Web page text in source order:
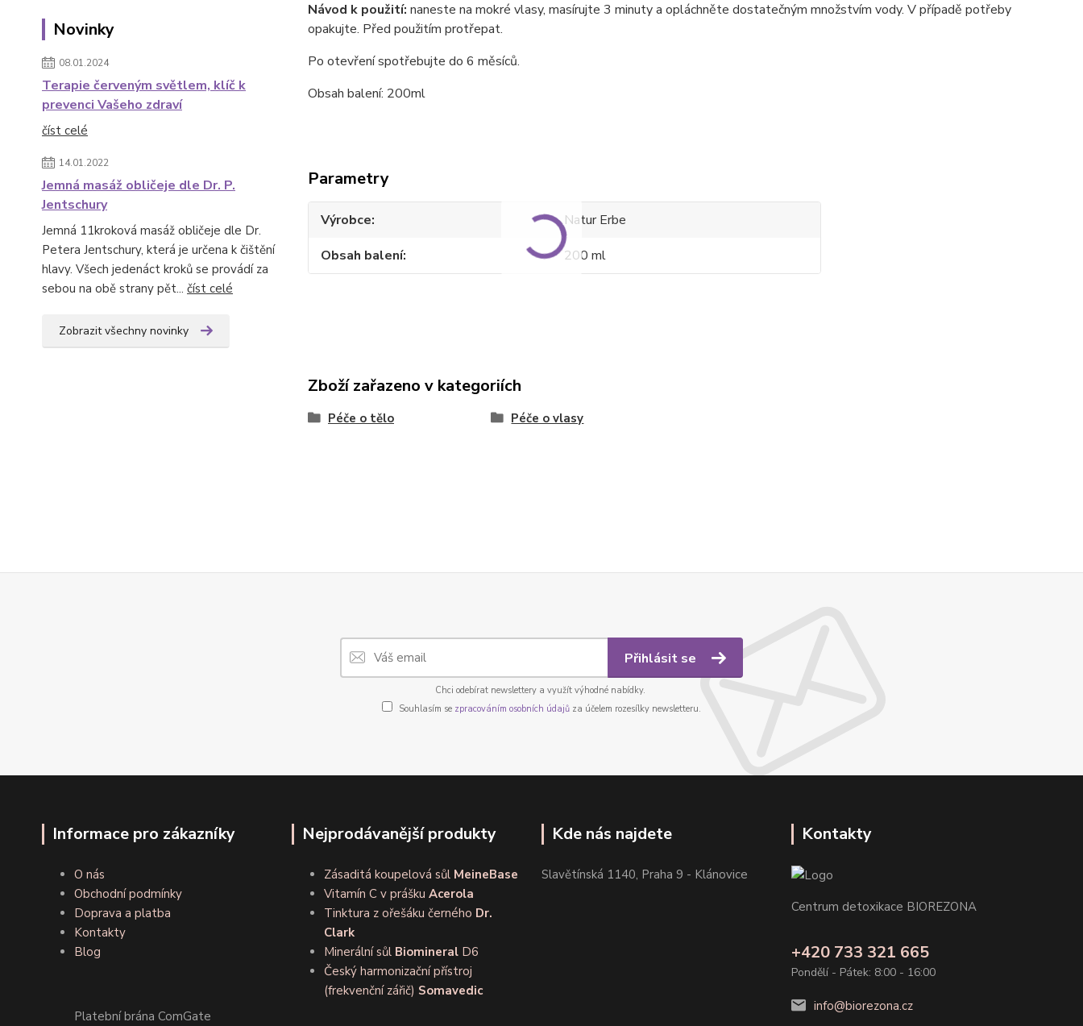
Novinky
08.01.2024
Terapie červeným světlem, klíč k
prevenci Vašeho zdraví
číst celé
14.01.2022
Jemná masáž obličeje dle Dr. P.
Jentschury
Jemná 11kroková masáž obličeje dle Dr.
Petera Jentschury, která je určena k čištění
hlavy. Všech jedenáct kroků se provádí za
sebou na obě strany pět... číst celé
Zobrazit všechny novinky
Návod k použití: naneste na mokré vlasy, masírujte 3 minuty a opláchněte dostatečným množstvím vody. V případě potřeby
opakujte. Před použitím protřepat.
Po otevření spotřebujte do 6 měsíců.
Obsah balení: 200ml
Parametry
Výrobce
Natur Erbe
Obsah balení
200 ml
Zboží zařazeno v kategoriích
Péče o tělo Péče o vlasy
Přihlásit se
Chci odebírat newslettery a využít výhodné nabídky.
Souhlasím se zpracováním osobních údajů za účelem rozesílky newsletteru.
Informace pro zákazníky
O nás
Obchodní podmínky
Doprava a platba
Kontakty
Blog
Platební brána ComGate
Nejprodávanější produkty
Zásaditá koupelová sůl MeineBase
Vitamín C v prášku Acerola
Tinktura z ořešáku černého Dr.
Clark
Minerální sůl Biomineral D6
Český harmonizační přístroj
(frekvenční zářič) Somavedic
Kde nás najdete
Slavětínská 1140, Praha 9 - Klánovice
Kontakty
Centrum detoxikace BIOREZONA
+420 733 321 665
Pondělí - Pátek: 8:00 - 16:00
info@biorezona.cz